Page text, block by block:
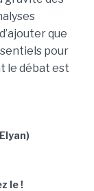
que
pour
le débat est
le !